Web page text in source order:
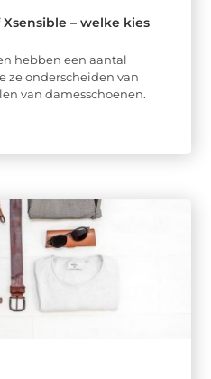
– welke kies
hebben een aantal
ze onderscheiden van
van damesschoenen.